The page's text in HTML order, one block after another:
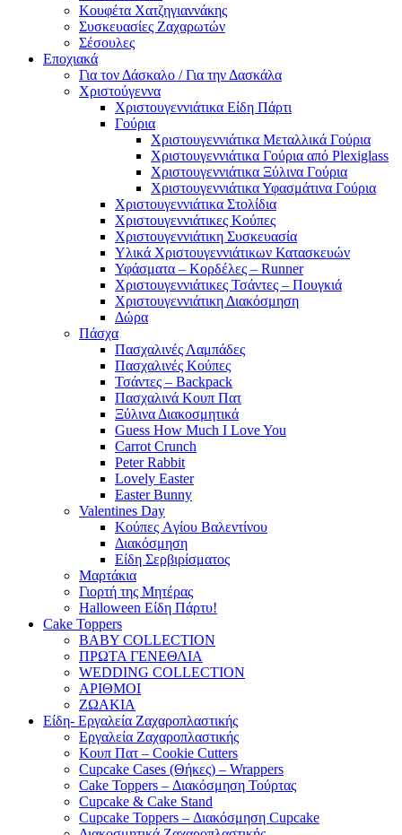
Κουφέτα Χατζηγιαννάκης
Συσκευασίες Ζαχαρωτών
Σέσουλες
Εποχιακά
Για τον Δάσκαλο / Για την Δασκάλα
Χριστούγεννα
Χριστουγεννιάτικα Είδη Πάρτι
Γούρια
Χριστουγεννιάτικα Μεταλλικά Γούρια
Χριστουγεννιάτικα Γούρια από Plexiglass
Χριστουγεννιάτικα Ξύλινα Γούρια
Χριστουγεννιάτικα Υφασμάτινα Γούρια
Χριστουγεννιάτικα Στολίδια
Χριστουγεννιάτικες Κούπες
Χριστουγεννιάτικη Συσκευασία
Υλικά Χριστουγεννιάτικων Κατασκευών
Υφάσματα – Κορδέλες – Runner
Χριστουγεννιάτικες Τσάντες – Πουγκιά
Χριστουγεννιάτικη Διακόσμηση
Δώρα
Πάσχα
Πασχαλινές Λαμπάδες
Πασχαλινές Κούπες
Τσάντες – Backpack
Πασχαλινά Κουπ Πατ
Ξύλινα Διακοσμητικά
Guess How Much I Love You
Carrot Crunch
Peter Rabbit
Lovely Easter
Easter Bunny
Valentines Day
Κούπες Aγίου Βαλεντίνου
Διακόσμηση
Είδη Σερβιρίσματος
Μαρτάκια
Γιορτή της Μητέρας
Halloween Είδη Πάρτυ!
Cake Toppers
BABY COLLECTION
ΠΡΩΤΑ ΓΕΝΕΘΛΙΑ
WEDDING COLLECTION
ΑΡΙΘΜΟΙ
ΖΩΑΚΙΑ
Είδη- Εργαλεία Ζαχαροπλαστικής
Εργαλεία Ζαχαροπλαστικής
Κουπ Πατ – Cookie Cutters
Cupcake Cases (Θήκες) – Wrappers
Cake Toppers – Διακόσμηση Τούρτας
Cupcake & Cake Stand
Cupcake Toppers – Διακόσμηση Cupcake